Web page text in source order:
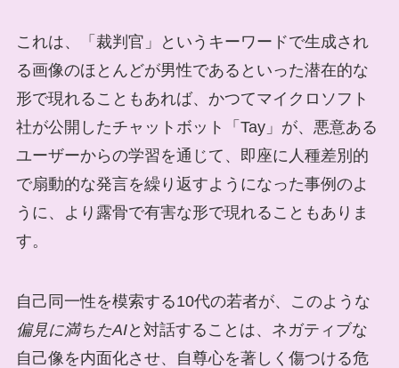
これは、「裁判官」というキーワードで生成され
る画像のほとんどが男性であるといった潜在的な
形で現れることもあれば、かつてマイクロソフト
社が公開したチャットボット「Tay」が、悪意ある
ユーザーからの学習を通じて、即座に人種差別的
で扇動的な発言を繰り返すようになった事例のよ
うに、より露骨で有害な形で現れることもありま
す。
自己同一性を模索する10代の若者が、このような
偏見に満ちたAIと対話することは、ネガティブな
自己像を内面化させ、自尊心を著しく傷つける危